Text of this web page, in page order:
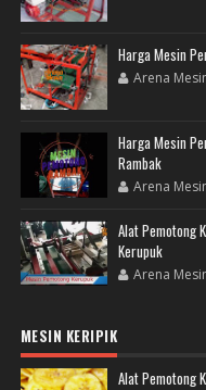
Harga Mesin
Arena
Harga Mesin
Rambak
Arena
Alat Pemotong
Kerupuk
Arena
MESIN KERIPIK
Alat Pemotong